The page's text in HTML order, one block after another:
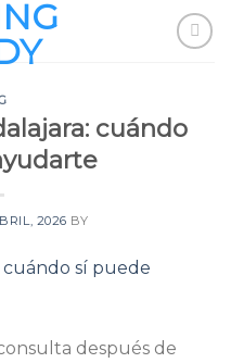
cuándo
2026 BY
después de